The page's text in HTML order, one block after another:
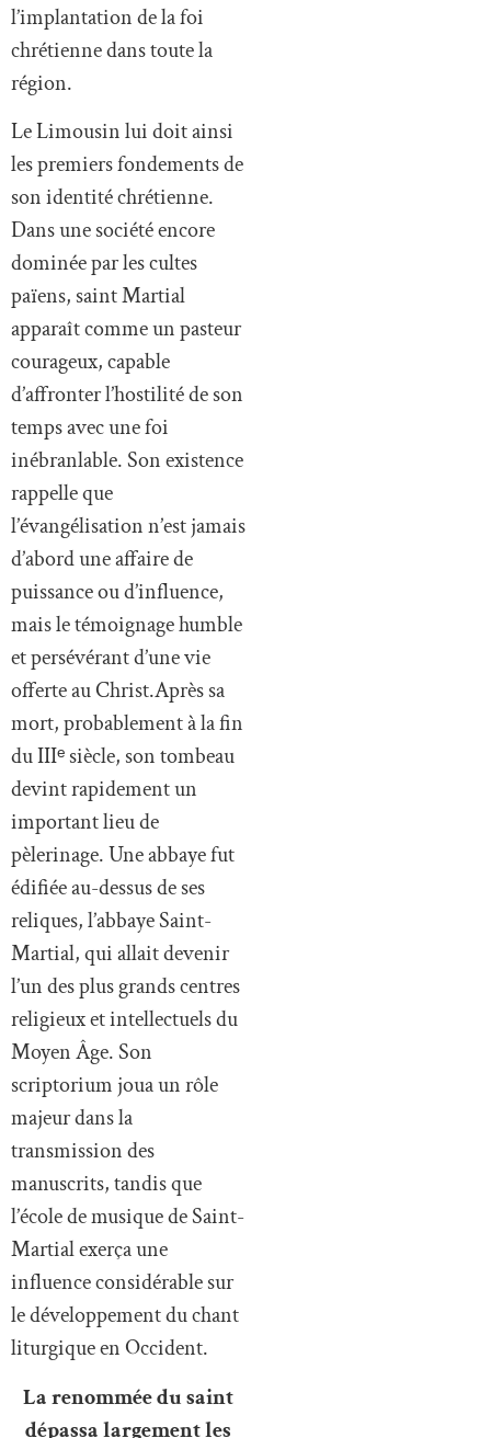
l’implantation de la foi
chrétienne dans toute la
région.
Le Limousin lui doit ainsi
les premiers fondements de
son identité chrétienne.
Dans une société encore
dominée par les cultes
païens, saint Martial
apparaît comme un pasteur
courageux, capable
d’affronter l’hostilité de son
temps avec une foi
inébranlable. Son existence
rappelle que
l’évangélisation n’est jamais
d’abord une affaire de
puissance ou d’influence,
mais le témoignage humble
et persévérant d’une vie
offerte au Christ.Après sa
mort, probablement à la fin
du IIIᵉ siècle, son tombeau
devint rapidement un
important lieu de
pèlerinage. Une abbaye fut
édifiée au-dessus de ses
reliques, l’abbaye Saint-
Martial, qui allait devenir
l’un des plus grands centres
religieux et intellectuels du
Moyen Âge. Son
scriptorium joua un rôle
majeur dans la
transmission des
manuscrits, tandis que
l’école de musique de Saint-
Martial exerça une
influence considérable sur
le développement du chant
liturgique en Occident.
La renommée du saint
dépassa largement les